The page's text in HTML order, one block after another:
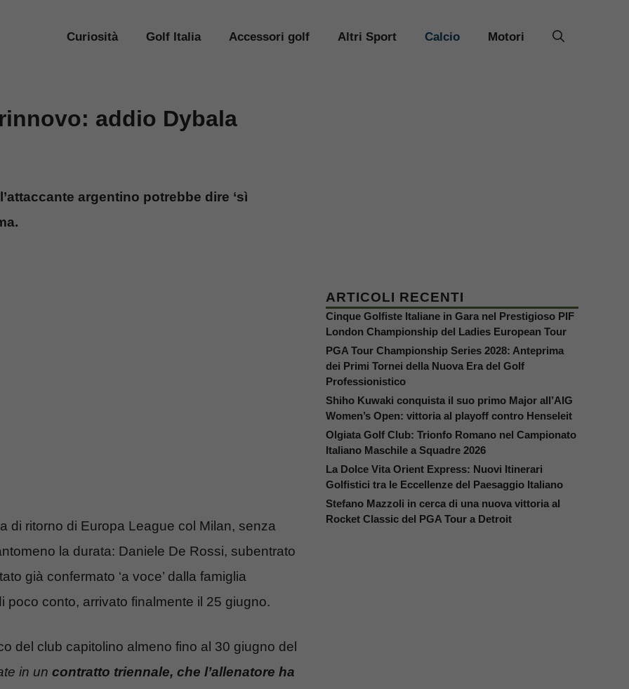
Curiosità Golf Italia Accessori golf Altri Sport Calcio Motori
addio Dybala
argentino potrebbe dire ‘sì
di ritorno di Europa League col Milan, senza
la durata: Daniele De Rossi, subentrato
già confermato ‘a voce’ dalla famiglia
conto, arrivato finalmente il 25 giugno.
del club capitolino almeno fino al 30 giugno del
in un contratto triennale, che l’allenatore ha
ARTICOLI RECENTI
Cinque Golfiste Italiane in Gara nel Prestigioso PIF
London Championship del Ladies European Tour
PGA Tour Championship Series 2028: Anteprima
dei Primi Tornei della Nuova Era del Golf
Professionistico
Shiho Kuwaki conquista il suo primo Major all’AIG
Women’s Open: vittoria al playoff contro Henseleit
Olgiata Golf Club: Trionfo Romano nel Campionato
Italiano Maschile a Squadre 2026
La Dolce Vita Orient Express: Nuovi Itinerari
Golfistici tra le Eccellenze del Paesaggio Italiano
Stefano Mazzoli in cerca di una nuova vittoria al
Rocket Classic del PGA Tour a Detroit